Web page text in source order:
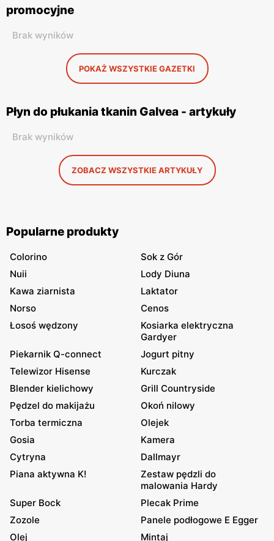
promocyjne
Brak wyników
POKAŻ WSZYSTKIE GAZETKI
Płyn do płukania tkanin Galvea - artykuły
Brak wyników
ZOBACZ WSZYSTKIE ARTYKUŁY
Popularne produkty
Colorino
Sok z Gór
Nuii
Lody Diuna
Kawa ziarnista
Laktator
Norso
Cenos
Łosoś wędzony
Kosiarka elektryczna
Gardyer
Piekarnik Q-connect
Jogurt pitny
Telewizor Hisense
Kurczak
Blender kielichowy
Grill Countryside
Pędzel do makijażu
Okoń nilowy
Torba termiczna
Olejek
Gosia
Kamera
Cytryna
Dallmayr
Piana aktywna K!
Zestaw pędzli do
malowania Hardy
Super Bock
Plecak Prime
Zozole
Panele podłogowe E Egger
Olej
Mintaj